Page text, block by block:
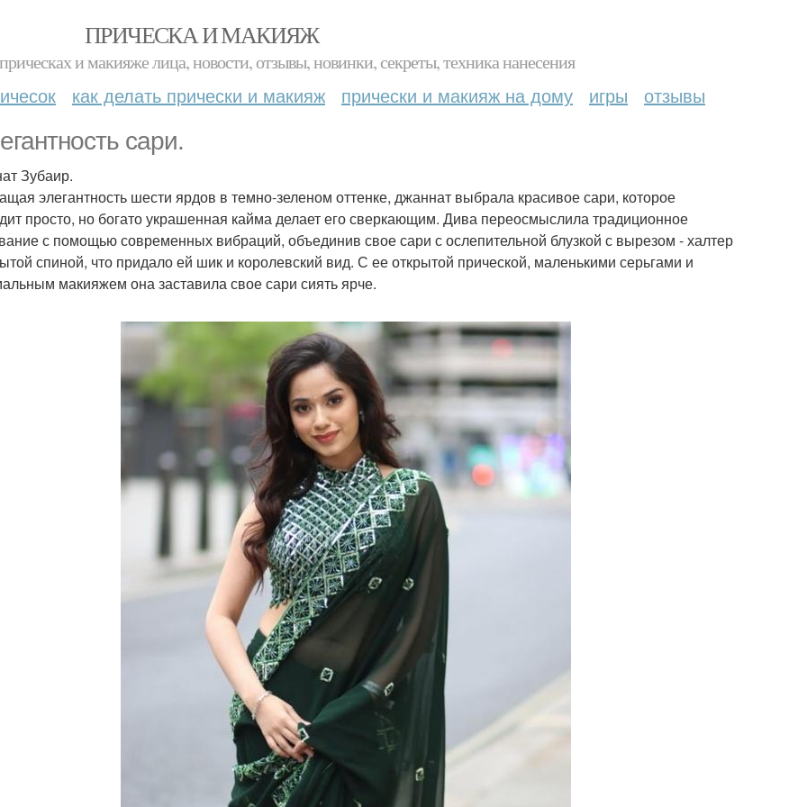
ПРИЧЕСКА И МАКИЯЖ
и макияже лица, новости, отзывы, новинки, секреты, техника нанесения
как делать прически и макияж прически и макияж на дому игры отзывы
сари.
Зубаир.
элегантность шести ярдов в темно-зеленом оттенке, джаннат выбрала красивое сари, которое
просто, но богато украшенная кайма делает его сверкающим. Дива переосмыслила традиционное
с помощью современных вибраций, объединив свое сари с ослепительной блузкой с вырезом - халтер
спиной, что придало ей шик и королевский вид. С ее открытой прической, маленькими серьгами и
макияжем она заставила свое сари сиять ярче.